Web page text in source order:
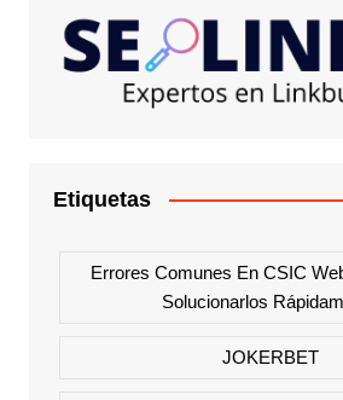
Etiquetas
Errores Comunes En CSIC
Solucionarlos
JOKERBET